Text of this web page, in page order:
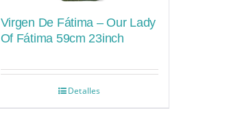
Virgen De Fátima – Our Lady
Of Fátima 59cm 23inch
Detalles